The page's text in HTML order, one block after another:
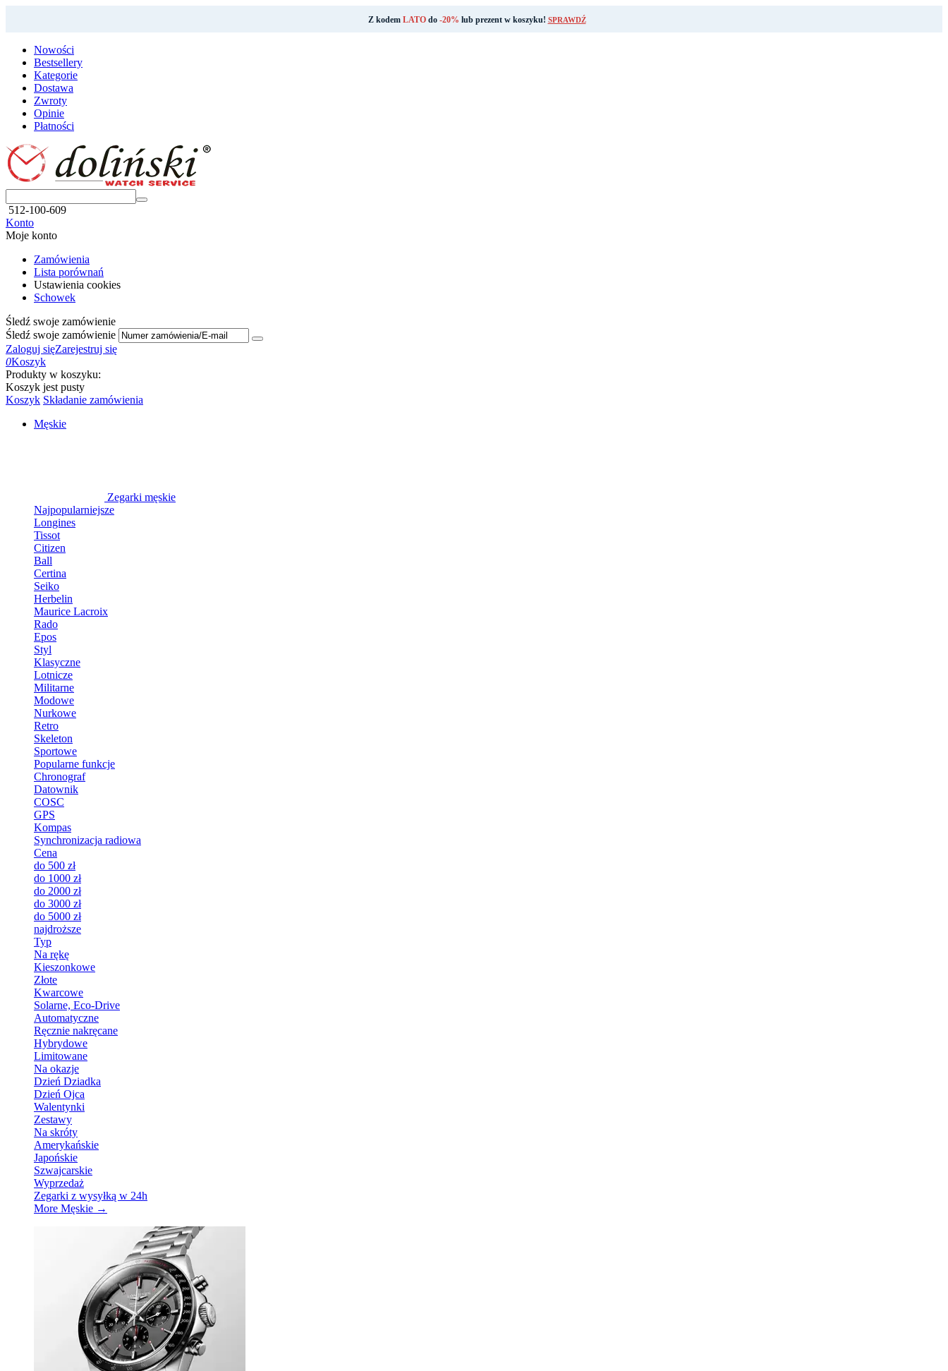
Z kodem LATOdo -20% lub prezent w koszyku! SPRAWDŹ
Nowości
Bestsellery
Kategorie
Dostawa
Zwroty
Opinie
Płatności
512-100-609
Konto
Moje konto
Zamówienia
Lista porównań
Ustawienia cookies
Schowek
Śledź swoje zamówienie
Śledź swoje zamówienie
Zaloguj sięZarejestruj się
0Koszyk
Produkty w koszyku:
Koszyk jest pusty
Koszyk Składanie zamówienia
Męskie
Zegarki męskie
Najpopularniejsze
Longines
Tissot
Citizen
Ball
Certina
Seiko
Herbelin
Maurice Lacroix
Rado
Epos
Styl
Klasyczne
Lotnicze
Militarne
Modowe
Nurkowe
Retro
Skeleton
Sportowe
Popularne funkcje
Chronograf
Datownik
COSC
GPS
Kompas
Synchronizacja radiowa
Cena
do 500 zł
do 1000 zł
do 2000 zł
do 3000 zł
do 5000 zł
najdroższe
Typ
Na rękę
Kieszonkowe
Złote
Kwarcowe
Solarne, Eco-Drive
Automatyczne
Ręcznie nakręcane
Hybrydowe
Limitowane
Na okazje
Dzień Dziadka
Dzień Ojca
Walentynki
Zestawy
Na skróty
Amerykańskie
Japońskie
Szwajcarskie
Wyprzedaż
Zegarki z wysyłką w 24h
More Męskie →